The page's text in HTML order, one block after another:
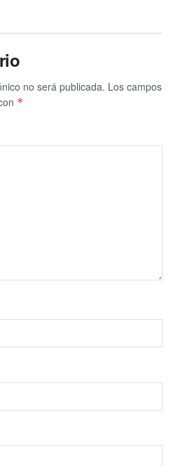
no será publicada. Los campos
*